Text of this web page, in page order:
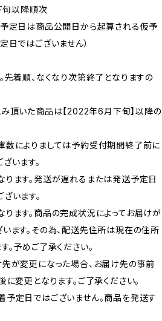
以降順次
予定日は商品公開日から起算される仮予
日ではございません）
先着順、なくなり次第終了となりますの
頂いた商品は【2022年6月下旬】以降の
によりましては予約受付期間終了前に
います。
ます。発送が遅れるまたは発送予定日
います。
ます。商品の完成状況によってお届けが
ます。その為、配送先住所は現在の住所
。予めご了承ください。
が変更になった場合、お届け先の事前
変更となります。ご了承ください。
定日ではございません。商品を発送す